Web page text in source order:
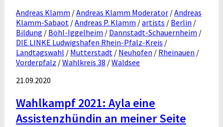
Andreas Klamm /Andreas Klamm Moderator /Andreas
Klamm-Sabaot /Andreas P. Klamm /artists / Berlin /
Bildung / Böhl-Iggelheim / Dannstadt-Schauernheim /
DIE LINKE Ludwigshafen Rhein-Pfalz-Kreis /
Landtagswahl / Mutterstadt / Neuhofen / Rheinauen /
Vorderpfalz /Wahlkreis 38 /Waldsee
21.09.2020
Wahlkampf 2021: Ayla eine
Assistenzhündin an meiner Seite